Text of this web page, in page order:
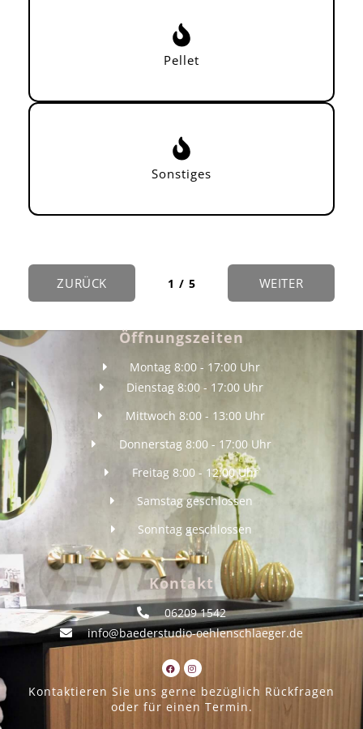
Pellet
Sonstiges
ZURÜCK 1 / 5 WEITER
Kontakt
06209 1542
info@baederstudio-oehlenschlaeger.de
Kontaktieren Sie uns gerne bezüglich Rückfragen
oder für einen Termin.
Öffnungszeiten
Montag 8:00 - 17:00 Uhr
Dienstag 8:00 - 17:00 Uhr
Mittwoch 8:00 - 13:00 Uhr
Donnerstag 8:00 - 17:00 Uhr
Freitag 8:00 - 12:00 Uhr
Samstag geschlossen
Sonntag geschlossen